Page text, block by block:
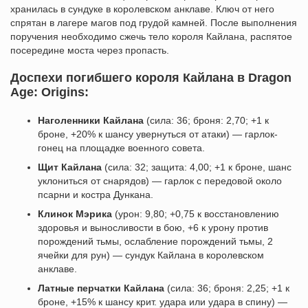
хранилась в сундуке в королевском анклаве. Ключ от него
спрятан в лагере магов под грудой камней. После выполнения
поручения необходимо сжечь тело короля Кайлана, распятое
посередине моста через пропасть.
Доспехи погибшего короля Кайлана в Dragon
Age: Origins:
Наголенники Кайлана (сила: 36; броня: 2,70; +1 к
броне, +20% к шансу увернуться от атаки) — гарлок-
гонец на площадке военного совета.
Щит Кайлана (сила: 32; защита: 4,00; +1 к броне, шанс
уклониться от снарядов) — гарлок с передовой около
псарни и костра Дункана.
Клинок Мэрика (урон: 9,80; +0,75 к восстановлению
здоровья и выносливости в бою, +6 к урону против
порождений тьмы, ослабление порождений тьмы, 2
ячейки для рун) — сундук Кайлана в королевском
анклаве.
Латные перчатки Кайлана (сила: 36; броня: 2,25; +1 к
броне, +15% к шансу крит. удара или удара в спину) —